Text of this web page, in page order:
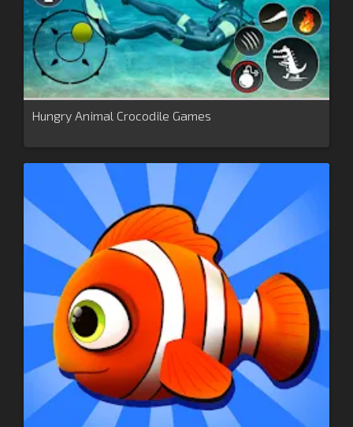
Hungry Animal Crocodile Games